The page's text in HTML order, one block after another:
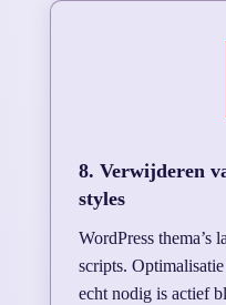
8. Verwijderen
styles
WordPress thema’s
scripts.
echt nodig is actief